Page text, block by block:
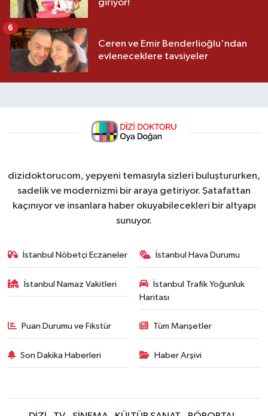
giriyor!
Ceren ve Emir Benderlioğlu'ndan
evleneceklere tavsiyeler
6
dizidoktorucom, yepyeni temasıyla sizleri buluştururken,
sadelik ve modernizmi bir araya getiriyor. Şatafattan
kaçınıyor ve insanlara haber okuyabilecekleri bir altyapı
sunuyor.
İstanbul Nöbetçi Eczaneler İstanbul Hava Durumu
İstanbul Namaz Vakitleri
İstanbul Trafik Yoğunluk
Haritası
Puan Durumu ve Fikstür Tüm Manşetler
Son Dakika Haberleri Haber Arşivi